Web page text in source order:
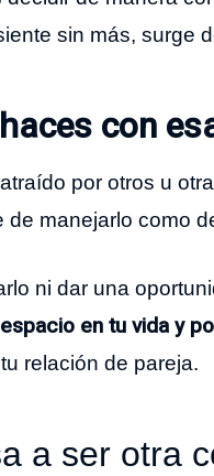
sin más, surge
con
por otros u
manejarlo como
ni dar una
en tu vida y
relación de pareja.
a ser otra